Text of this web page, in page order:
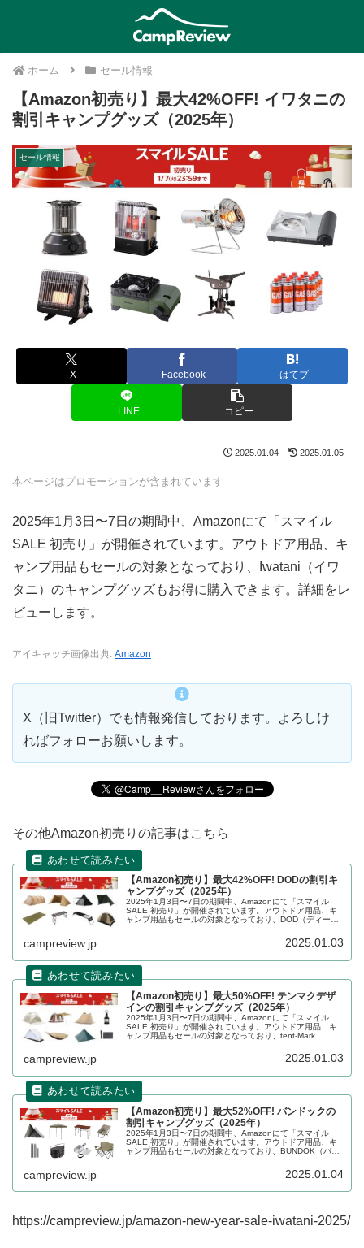
ホーム セール情報
【Amazon初売り】最大42%OFF! イワタニの
割引キャンプグッズ（2025年）
セール情報
X Facebook はてブ
LINE コピー
2025.01.04 2025.01.05
本ページはプロモーションが含まれています
2025年1月3日〜7日の期間中、Amazonにて「スマイル
SALE 初売り」が開催されています。アウトドア用品、キ
ャンプ用品もセールの対象となっており、Iwatani（イワ
タニ）のキャンプグッズもお得に購入できます。詳細をレ
ビューします。
アイキャッチ画像出典: Amazon
X（旧Twitter）でも情報発信しております。よろしけ
ればフォローお願いします。
その他Amazon初売りの記事はこちら
【Amazon初売り】最大42%OFF! DODの割引キ
ャンプグッズ（2025年）
2025年1月3日〜7日の期間中、Amazonにて「スマイル
SALE 初売り」が開催されています。アウトドア用品、キ
ャンプ用品もセールの対象となっており、DOD（ディーオ
campreview.jp 2025.01.03
【Amazon初売り】最大50%OFF! テンマクデザ
インの割引キャンプグッズ（2025年）
2025年1月3日〜7日の期間中、Amazonにて「スマイル
SALE 初売り」が開催されています。アウトドア用品、キ
ャンプ用品もセールの対象となっており、tent-Mark
campreview.jp 2025.01.03
【Amazon初売り】最大52%OFF! バンドックの
割引キャンプグッズ（2025年）
2025年1月3日〜7日の期間中、Amazonにて「スマイル
SALE 初売り」が開催されています。アウトドア用品、キ
ャンプ用品もセールの対象となっており、BUNDOK（バン
campreview.jp 2025.01.04
https://campreview.jp/amazon-new-year-sale-iwatani-2025/